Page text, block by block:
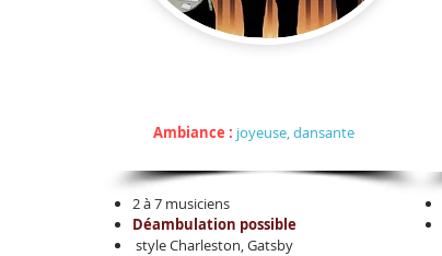
Ambiance : joyeuse, dansante
2 à 7 musiciens
Déambulation possible
style Charleston, Gatsby